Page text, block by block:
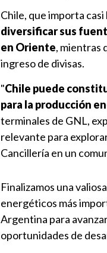
Chile, que importa
diversificar sus
en Oriente, mientras
ingreso de divisas.
"Chile puede
para la producción
terminales de GNL,
relevante para
Cancillería en un
Finalizamos una
energéticos más
Argentina para
oportunidades de